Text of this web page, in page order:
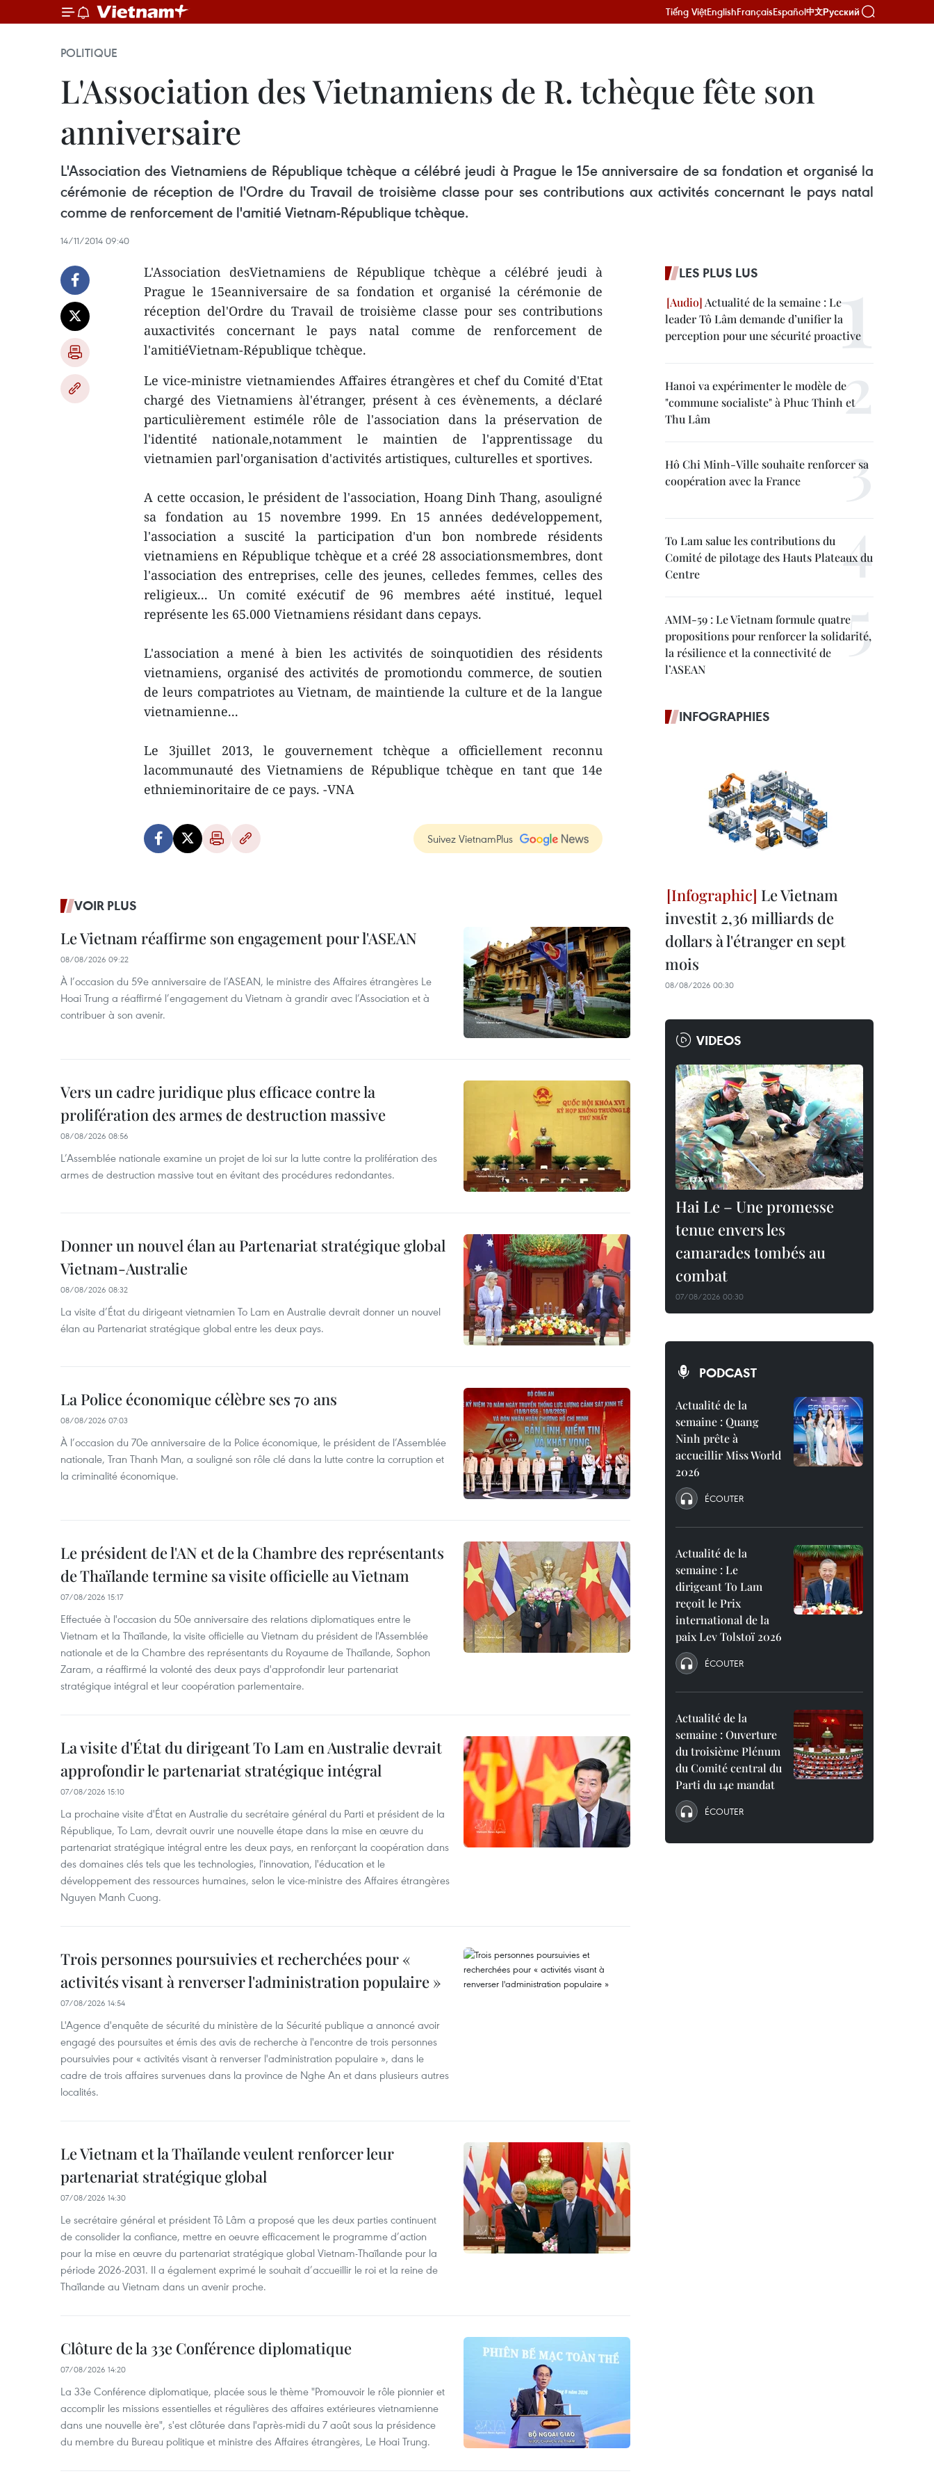
Tiếng ViệtEnglishFrançaisEspañol中文Русский
POLITIQUE
L'Association des Vietnamiens de R. tchèque fête son
anniversaire
L'Association des Vietnamiens de République tchèque a célébré jeudi à Prague le 15e anniversaire de sa fondation et organisé la
cérémonie de réception de l'Ordre du Travail de troisième classe pour ses contributions aux activités concernant le pays natal
comme de renforcement de l'amitié Vietnam-République tchèque.
14/11/2014 09:40
L'Association desVietnamiens de République tchèque a célébré jeudi à
Prague le 15eanniversaire de sa fondation et organisé la cérémonie de
réception del'Ordre du Travail de troisième classe pour ses contributions
auxactivités concernant le pays natal comme de renforcement de
l'amitiéVietnam-République tchèque.
Le vice-ministre vietnamiendes Affaires étrangères et chef du Comité d'Etat
chargé des Vietnamiens àl'étranger, présent à ces évènements, a déclaré
particulièrement estiméle rôle de l'association dans la préservation de
l'identité nationale,notamment le maintien de l'apprentissage du
vietnamien parl'organisation d'activités artistiques, culturelles et sportives.
A cette occasion, le président de l'association, Hoang Dinh Thang, asouligné
sa fondation au 15 novembre 1999. En 15 années dedéveloppement,
l'association a suscité la participation d'un bon nombrede résidents
vietnamiens en République tchèque et a créé 28 associationsmembres, dont
l'association des entreprises, celle des jeunes, celledes femmes, celles des
religieux... Un comité exécutif de 96 membres aété institué, lequel
représente les 65.000 Vietnamiens résidant dans cepays.
L'association a mené à bien les activités de soinquotidien des résidents
vietnamiens, organisé des activités de promotiondu commerce, de soutien
de leurs compatriotes au Vietnam, de maintiende la culture et de la langue
vietnamienne...
Le 3juillet 2013, le gouvernement tchèque a officiellement reconnu
lacommunauté des Vietnamiens de République tchèque en tant que 14e
ethnieminoritaire de ce pays. -VNA
Suivez VietnamPlus
VOIR PLUS
Le Vietnam réaffirme son engagement pour l'ASEAN
08/08/2026 09:22
À l’occasion du 59e anniversaire de l’ASEAN, le ministre des Affaires étrangères Le
Hoai Trung a réaffirmé l’engagement du Vietnam à grandir avec l’Association et à
contribuer à son avenir.
Vers un cadre juridique plus efficace contre la
prolifération des armes de destruction massive
08/08/2026 08:56
L’Assemblée nationale examine un projet de loi sur la lutte contre la prolifération des
armes de destruction massive tout en évitant des procédures redondantes.
Donner un nouvel élan au Partenariat stratégique global
Vietnam-Australie
08/08/2026 08:32
La visite d’État du dirigeant vietnamien To Lam en Australie devrait donner un nouvel
élan au Partenariat stratégique global entre les deux pays.
La Police économique célèbre ses 70 ans
08/08/2026 07:03
À l’occasion du 70e anniversaire de la Police économique, le président de l’Assemblée
nationale, Tran Thanh Man, a souligné son rôle clé dans la lutte contre la corruption et
la criminalité économique.
Le président de l'AN et de la Chambre des représentants
de Thaïlande termine sa visite officielle au Vietnam
07/08/2026 15:17
Effectuée à l'occasion du 50e anniversaire des relations diplomatiques entre le
Vietnam et la Thaïlande, la visite officielle au Vietnam du président de l'Assemblée
nationale et de la Chambre des représentants du Royaume de Thaïlande, Sophon
Zaram, a réaffirmé la volonté des deux pays d'approfondir leur partenariat
stratégique intégral et leur coopération parlementaire.
La visite d'État du dirigeant To Lam en Australie devrait
approfondir le partenariat stratégique intégral
07/08/2026 15:10
La prochaine visite d'État en Australie du secrétaire général du Parti et président de la
République, To Lam, devrait ouvrir une nouvelle étape dans la mise en œuvre du
partenariat stratégique intégral entre les deux pays, en renforçant la coopération dans
des domaines clés tels que les technologies, l'innovation, l'éducation et le
développement des ressources humaines, selon le vice-ministre des Affaires étrangères
Nguyen Manh Cuong.
Trois personnes poursuivies et recherchées pour «
activités visant à renverser l'administration populaire »
07/08/2026 14:54
L'Agence d'enquête de sécurité du ministère de la Sécurité publique a annoncé avoir
engagé des poursuites et émis des avis de recherche à l'encontre de trois personnes
poursuivies pour « activités visant à renverser l'administration populaire », dans le
cadre de trois affaires survenues dans la province de Nghe An et dans plusieurs autres
localités.
Le Vietnam et la Thaïlande veulent renforcer leur
partenariat stratégique global
07/08/2026 14:30
Le secrétaire général et président Tô Lâm a proposé que les deux parties continuent
de consolider la confiance, mettre en oeuvre efficacement le programme d’action
pour la mise en œuvre du partenariat stratégique global Vietnam-Thaïlande pour la
période 2026-2031. Il a également exprimé le souhait d’accueillir le roi et la reine de
Thaïlande au Vietnam dans un avenir proche.
Clôture de la 33e Conférence diplomatique
07/08/2026 14:20
La 33e Conférence diplomatique, placée sous le thème "Promouvoir le rôle pionnier et
accomplir les missions essentielles et régulières des affaires extérieures vietnamienne
dans une nouvelle ère", s'est clôturée dans l'après-midi du 7 août sous la présidence
du membre du Bureau politique et ministre des Affaires étrangères, Le Hoai Trung.
LES PLUS LUS
Actualité de la semaine : Le
leader Tô Lâm demande d’unifier la
perception pour une sécurité proactive
Hanoi va expérimenter le modèle de
"commune socialiste" à Phuc Thinh et
Thu Lâm
Hô Chi Minh-Ville souhaite renforcer sa
coopération avec la France
To Lam salue les contributions du
Comité de pilotage des Hauts Plateaux du
Centre
AMM-59 : Le Vietnam formule quatre
propositions pour renforcer la solidarité,
la résilience et la connectivité de
l’ASEAN
INFOGRAPHIES
Le Vietnam
investit 2,36 milliards de
dollars à l'étranger en sept
mois
08/08/2026 00:30
VIDEOS
Hai Le – Une promesse
tenue envers les
camarades tombés au
combat
07/08/2026 00:30
PODCAST
Actualité de la
semaine : Quang
Ninh prête à
accueillir Miss World
2026
ÉCOUTER
Actualité de la
semaine : Le
dirigeant To Lam
reçoit le Prix
international de la
paix Lev Tolstoï 2026
ÉCOUTER
Actualité de la
semaine : Ouverture
du troisième Plénum
du Comité central du
Parti du 14e mandat
ÉCOUTER